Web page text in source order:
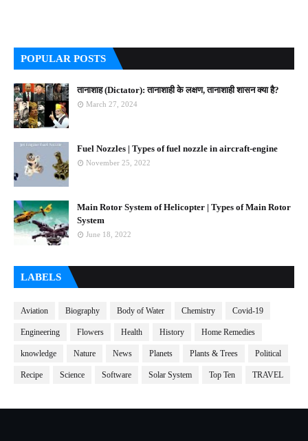
POPULAR POSTS
तानाशाह (Dictator): तानाशाही के लक्षण, तानाशाही शासन क्या है?
March 27, 2024
Fuel Nozzles | Types of fuel nozzle in aircraft-engine
November 25, 2022
Main Rotor System of Helicopter | Types of Main Rotor
System
June 18, 2022
LABELS
Aviation Biography Body of Water Chemistry Covid-19
Engineering Flowers Health History Home Remedies
knowledge Nature News Planets Plants & Trees Political
Recipe Science Software Solar System Top Ten TRAVEL